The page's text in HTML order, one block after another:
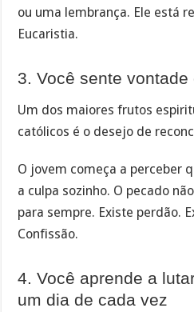
ou uma lembrança. Ele está
Eucaristia.
3. Você sente
Um dos maiores frutos
católicos é o desejo de
O jovem começa a perceber
a culpa sozinho. O pecado
para sempre. Existe perdão.
Confissão.
4. Você aprende a
um dia de cada vez